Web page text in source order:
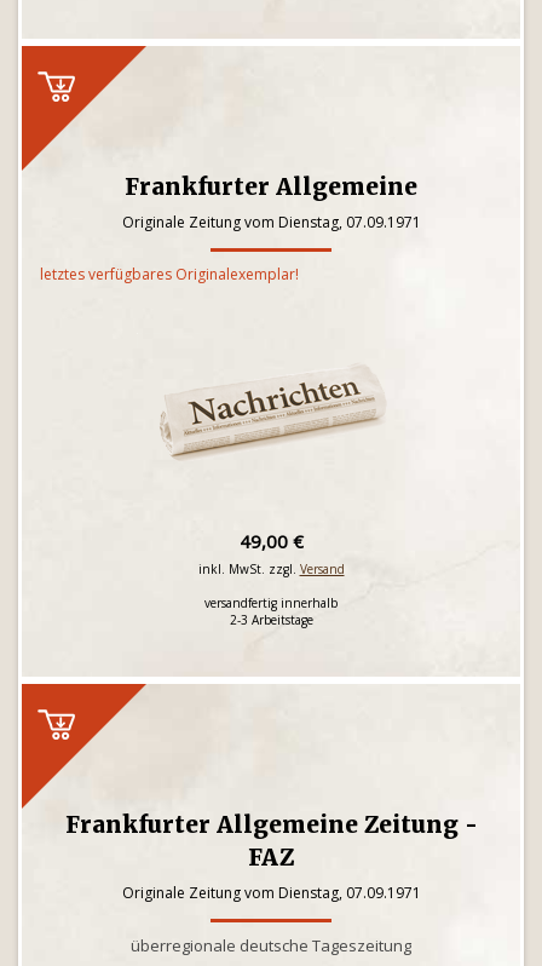
Frankfurter Allgemeine
Originale Zeitung vom Dienstag, 07.09.1971
letztes verfügbares Originalexemplar!
49,00 €
inkl. MwSt. zzgl. Versand
versandfertig innerhalb
2-3 Arbeitstage
Frankfurter Allgemeine Zeitung -
FAZ
Originale Zeitung vom Dienstag, 07.09.1971
überregionale deutsche Tageszeitung